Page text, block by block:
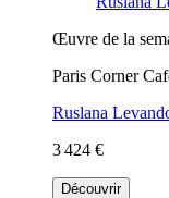
Œuvre de la
Paris Corner
Ruslana
3 424 €
Découvrir